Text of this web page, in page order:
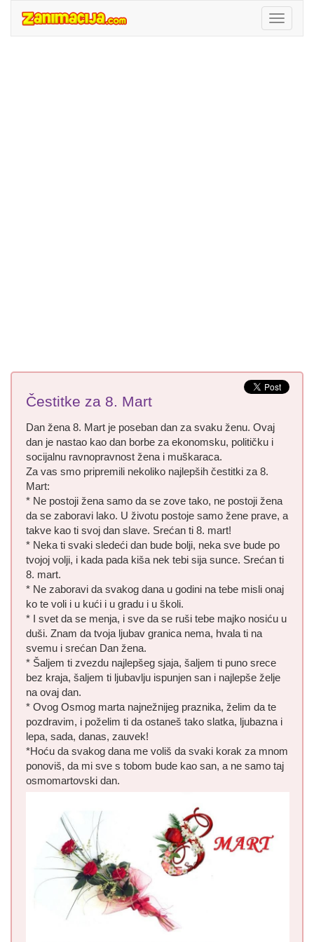
Čestitke za 8. Mart
Dan žena 8. Mart je poseban dan za svaku ženu. Ovaj
dan je nastao kao dan borbe za ekonomsku, političku i
socijalnu ravnopravnost žena i muškaraca.
Za vas smo pripremili nekoliko najlepših čestitki za 8.
Mart:
* Ne postoji žena samo da se zove tako, ne postoji žena
da se zaboravi lako. U životu postoje samo žene prave, a
takve kao ti svoj dan slave. Srećan ti 8. mart!
* Neka ti svaki sledeći dan bude bolji, neka sve bude po
tvojoj volji, i kada pada kiša nek tebi sija sunce. Srećan ti
8. mart.
* Ne zaboravi da svakog dana u godini na tebe misli onaj
ko te voli i u kući i u gradu i u školi.
* I svet da se menja, i sve da se ruši tebe majko nosiću u
duši. Znam da tvoja ljubav granica nema, hvala ti na
svemu i srećan Dan žena.
* Šaljem ti zvezdu najlepšeg sjaja, šaljem ti puno srece
bez kraja, šaljem ti ljubavlju ispunjen san i najlepše želje
na ovaj dan.
* Ovog Osmog marta najnežnijeg praznika, želim da te
pozdravim, i poželim ti da ostaneš tako slatka, ljubazna i
lepa, sada, danas, zauvek!
*Hoću da svakog dana me voliš da svaki korak za mnom
ponoviš, da mi sve s tobom bude kao san, a ne samo taj
osmomartovski dan.